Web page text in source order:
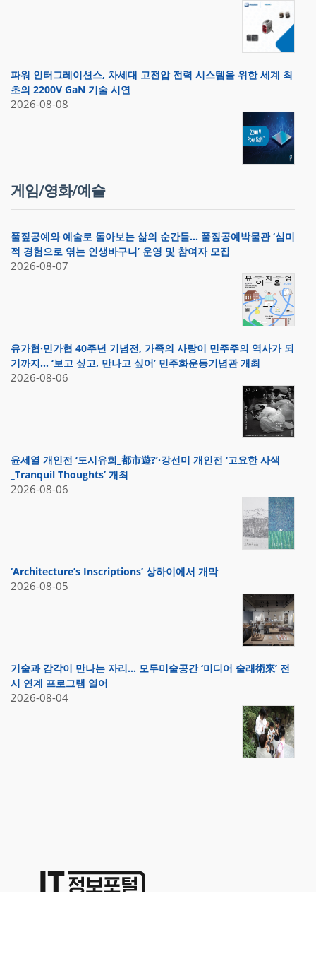
파워 인터그레이션스, 차세대 고전압 전력 시스템을 위한 세계 최
초의 2200V GaN 기술 시연
2026-08-08
게임/영화/예술
풀짚공예와 예술로 돌아보는 삶의 순간들… 풀짚공예박물관 ‘심미
적 경험으로 엮는 인생바구니’ 운영 및 참여자 모집
2026-08-07
유가협·민가협 40주년 기념전, 가족의 사랑이 민주주의 역사가 되
기까지… ‘보고 싶고, 만나고 싶어’ 민주화운동기념관 개최
2026-08-06
윤세열 개인전 ‘도시유희_都市遊?’·강선미 개인전 ‘고요한 사색
_Tranquil Thoughts’ 개최
2026-08-06
‘Architecture’s Inscriptions’ 상하이에서 개막
2026-08-05
기술과 감각이 만나는 자리… 모두미술공간 ‘미디어 술래術來’ 전
시 연계 프로그램 열어
2026-08-04